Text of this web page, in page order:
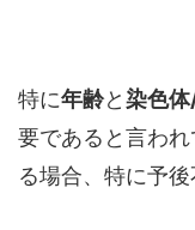
特に年齢と染色
要であると言われ
る場合、特に予後